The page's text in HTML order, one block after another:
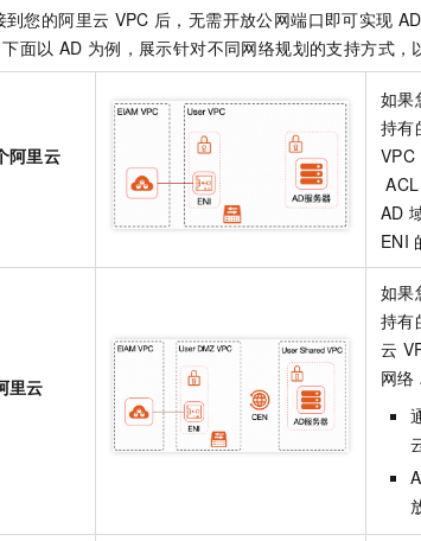
到您的阿里云 VPC 后，无需开放公网端口即可实现
面以 AD 为例，展示针对不同网络规划的支持方式，
阿里云
如果
持有
VPC
ACL
AD
ENI
里云
如果
持有
云
网络
首发发尝鲜
大模型服务平台百炼-应用模版
丰富多元化的应用模版和解决方案
大模型服务平台百炼-智能体
灵活可视化地构建企业级 Agent
人工智能平台 PAI
Qoder
面向真实
万有无界
云端极速
10分钟微调：让0.6B模型媲美235B模型
用1%尺寸在特定领域达到大模型90%以上效果
即刻拥有 DeepSeek-R1 满血版
多模态数
超强辅助
自动承接
OA 办公系统
建站小
模板建站
定制建站
模板小程序
定制小程
建站系统